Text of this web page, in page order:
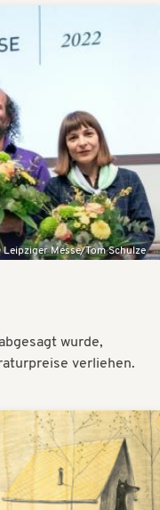
Leipziger Messe/Tom Schulze
wurde,
verliehen.